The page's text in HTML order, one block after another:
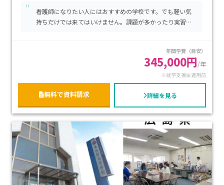
の授業料、施設設備費45000円などが必要ですが、国の就学支
援金制度を利用することで家計の負担軽減にもつながります。
"
看護師になりたい人にはおすすめの学校です。でも軽い気
持ちだけでは来てはいけません。課題が多かったり実習の
年間学費（目安）
345,000円/年
※就学支援金適用前
無料で資料請求 詳細を見る